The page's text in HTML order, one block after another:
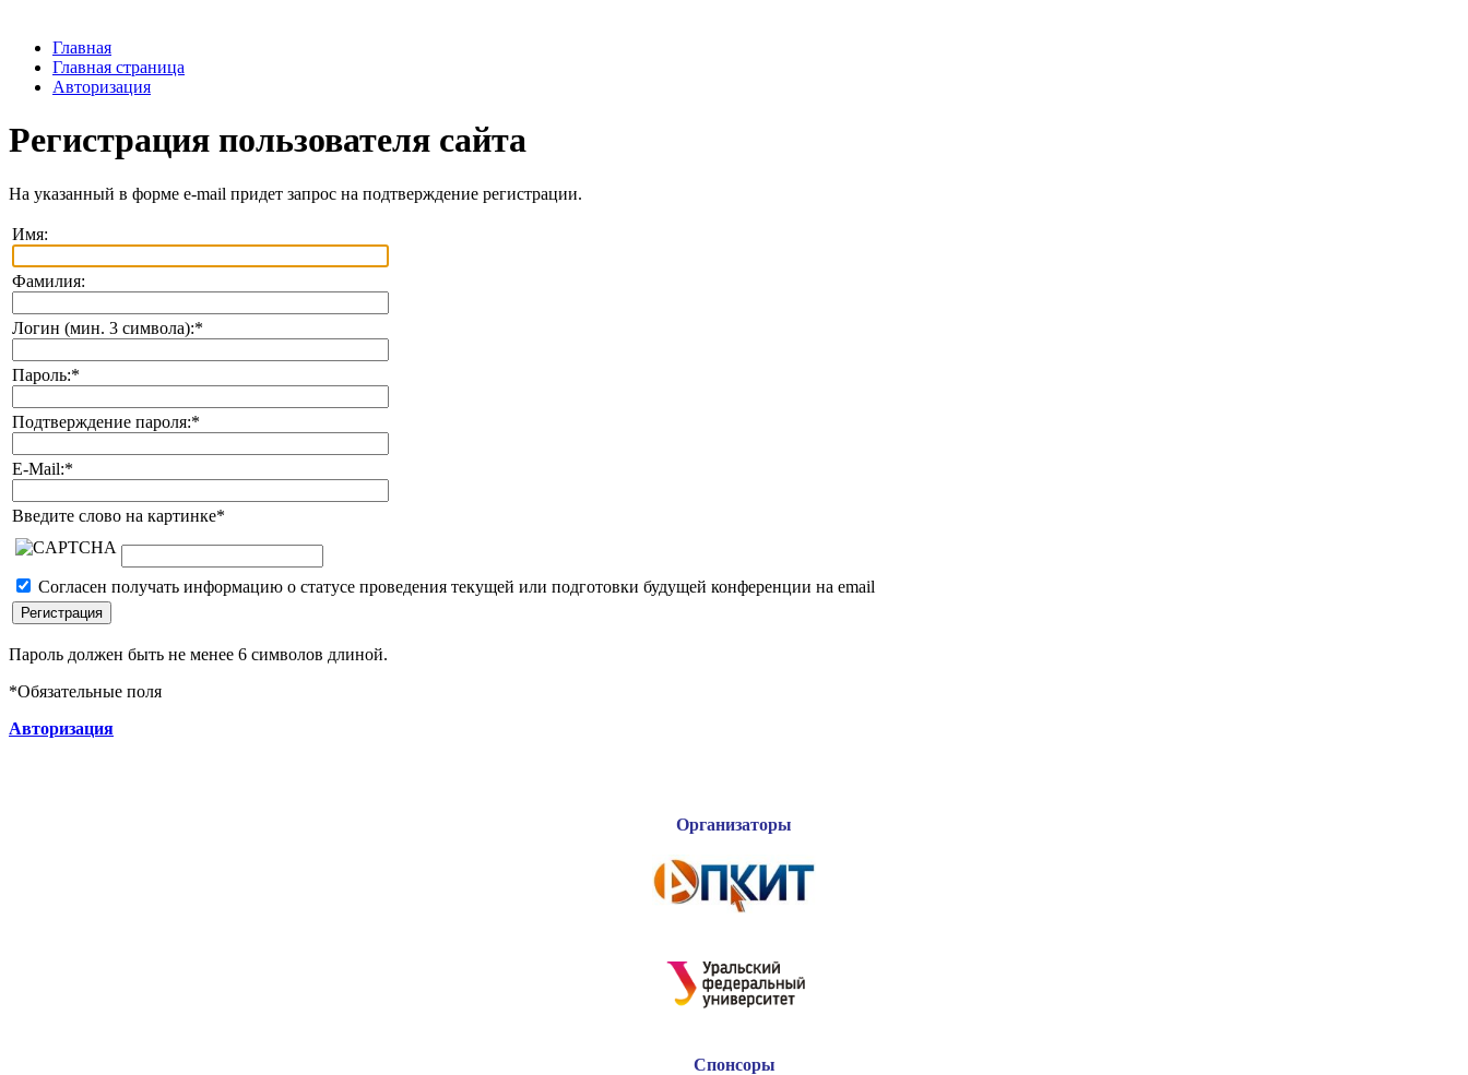
Главная
Главная страница
Авторизация
Регистрация пользователя сайта
На указанный в форме e-mail придет запрос на подтверждение регистрации.
Имя:
Фамилия:
Логин (мин. 3 символа):*
Пароль:*
Подтверждение пароля:*
E-Mail:*
Введите слово на картинке*
Согласен получать информацию о статусе проведения текущей или подготовки будущей конференции на email
Пароль должен быть не менее 6 символов длиной.
*Обязательные поля
Авторизация
Организаторы
Спонсоры